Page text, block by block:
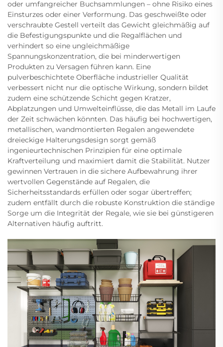
oder umfangreicher Buchsammlungen – ohne Risiko eines
Einsturzes oder einer Verformung. Das geschweißte oder
verschraubte Gestell verteilt das Gewicht gleichmäßig auf
die Befestigungspunkte und die Regalflächen und
verhindert so eine ungleichmäßige
Spannungskonzentration, die bei minderwertigen
Produkten zu Versagen führen kann. Eine
pulverbeschichtete Oberfläche industrieller Qualität
verbessert nicht nur die optische Wirkung, sondern bildet
zudem eine schützende Schicht gegen Kratzer,
Abplatzungen und Umwelteinflüsse, die das Metall im Laufe
der Zeit schwächen könnten. Das häufig bei hochwertigen,
metallischen, wandmontierten Regalen angewendete
dreieckige Halterungsdesign sorgt gemäß
ingenieurtechnischen Prinzipien für eine optimale
Kraftverteilung und maximiert damit die Stabilität. Nutzer
gewinnen Vertrauen in die sichere Aufbewahrung ihrer
wertvollen Gegenstände auf Regalen, die
Sicherheitsstandards erfüllen oder sogar übertreffen;
zudem entfällt durch die robuste Konstruktion die ständige
Sorge um die Integrität der Regale, wie sie bei günstigeren
Alternativen häufig auftritt.